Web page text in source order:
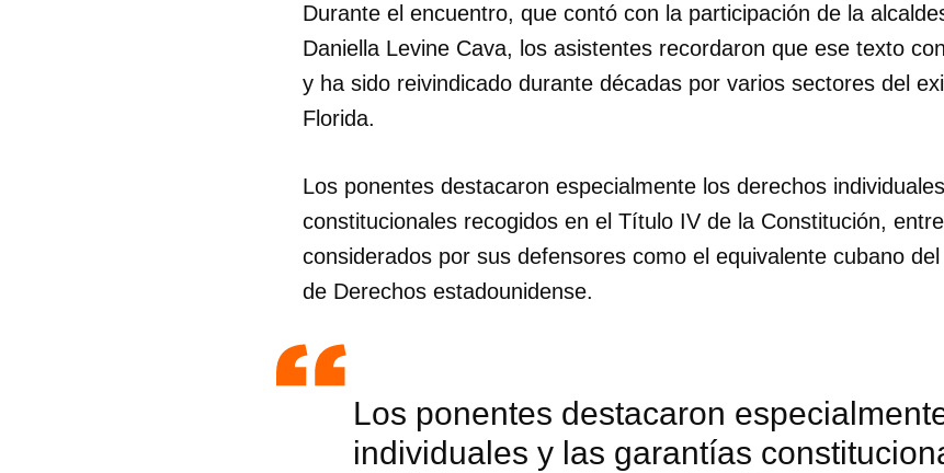
INICIAR SESIÓN
Durante el encuentro, que contó con la participación de la
Daniella Levine Cava, los asistentes recordaron que ese texto
y ha sido reivindicado durante décadas por varios sectores del
Florida.
Los ponentes destacaron especialmente los derechos
constitucionales recogidos en el Título IV de la Constitución,
considerados por sus defensores como el equivalente cubano del
de Derechos estadounidense.
Los ponentes destacaron
individuales y las garantías